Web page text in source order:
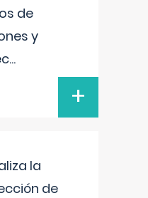
de
y
...
+
la
de